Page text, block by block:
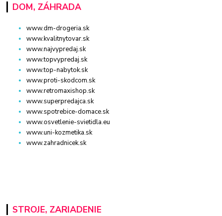
DOM, ZÁHRADA
www.dm-drogeria.sk
www.kvalitnytovar.sk
www.najvypredaj.sk
www.topvypredaj.sk
www.top-nabytok.sk
www.proti-skodcom.sk
www.retromaxishop.sk
www.superpredajca.sk
www.spotrebice-domace.sk
www.osvetlenie-svietidla.eu
www.uni-kozmetika.sk
www.zahradnicek.sk
STROJE, ZARIADENIE